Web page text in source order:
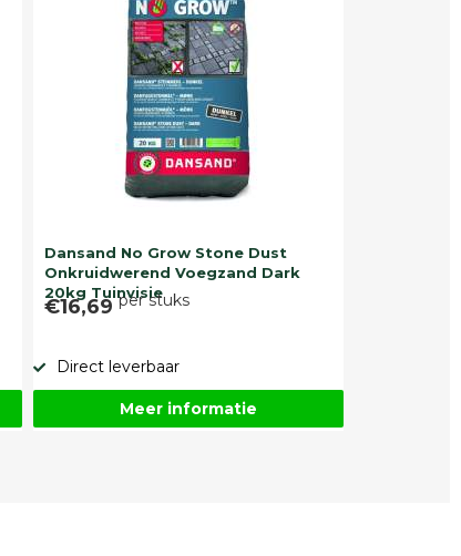
Dansand No Grow Stone Dust
Onkruidwerend Voegzand Dark
20kg Tuinvisie
€16,69 per stuks
Direct leverbaar
Meer informatie